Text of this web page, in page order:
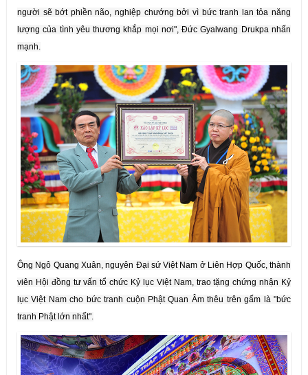
người sẽ bớt phiền não, nghiệp chướng bởi vì bức tranh lan tỏa năng
lượng của tình yêu thương khắp mọi nơi", Đức Gyalwang Drukpa nhấn
mạnh.
Ông Ngô Quang Xuân, nguyên Đại sứ Việt Nam ở Liên Hợp Quốc, thành
viên Hội đồng tư vấn tổ chức Kỷ lục Việt Nam, trao tặng chứng nhận Kỷ
lục Việt Nam cho bức tranh cuộn Phật Quan Âm thêu trên gấm là "bức
tranh Phật lớn nhất".